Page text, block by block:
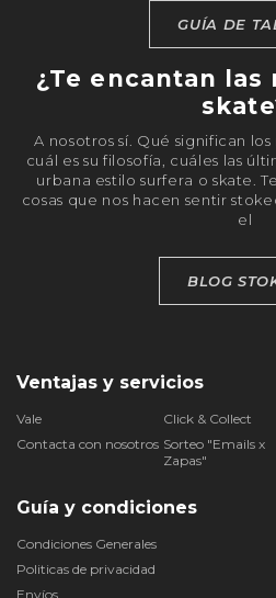
Ventajas y servicios
Vale Click & Collect
Contacta con nosotros Sorteo "Emails x
Zapas"
Guía y condiciones
Condiciones Generales
Politicas de privacidad
Envíos
GUÍA DE
¿Te encantan las
A nosotros sí. Qué significan
cuál es su filosofía, cuáles las
urbana estilo surfera o skate.
cosas que nos hacen sentir
el
BLOG